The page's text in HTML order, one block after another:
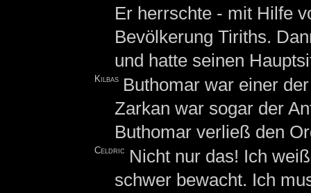
Er herrschte - mit Hilfe
Bevölkerung Tiriths.
und hatte seinen
Kilbas Buthomar war einer
Zarkan war sogar der
Buthomar verließ den
Celdric
Nicht nur das! Ich
schwer bewacht. Ich